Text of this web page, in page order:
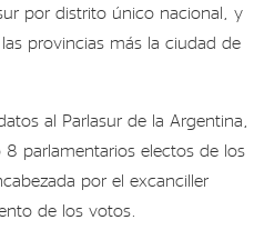
por distrito único nacional, y
provincias más la ciudad de
al Parlasur de la Argentina,
parlamentarios electos de los
por el excanciller
de los votos.